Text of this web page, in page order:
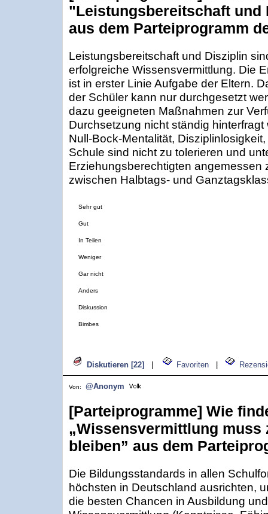
"Leistungsbereitschaft und
aus dem Parteiprogramm
Leistungsbereitschaft und Disziplin
erfolgreiche Wissensvermittlung. Die
ist in erster Linie Aufgabe der Eltern.
der Schüler kann nur durchgesetzt
dazu geeigneten Maßnahmen zur
Durchsetzung nicht ständig
Null-Bock-Mentalität,
Schule sind nicht zu tolerieren und
Erziehungsberechtigten angemessen
zwischen Halbtags- und
Sehr gut
Gut
In Teilen
Weniger
Gar nicht
Anders
Diskussion
Bimbes
Diskutieren [22] Favoriten
Von: @Anonym
[Parteiprogramme] Wie
„Wissensvermittlung muss
bleiben” aus dem
Die Bildungsstandards in allen
höchsten in Deutschland ausrichten,
die besten Chancen in Ausbildung